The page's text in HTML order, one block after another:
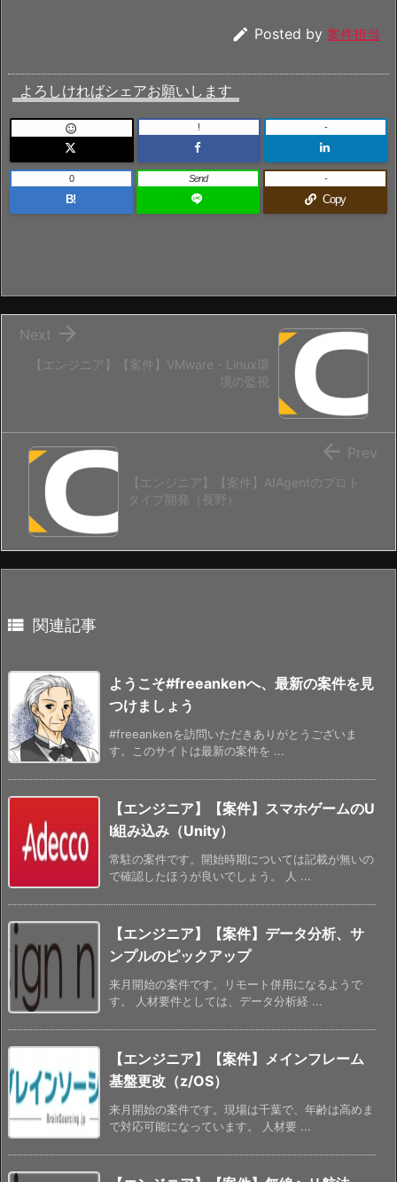
 Posted by 案件担当
よろしければシェアお願いします
 ! -
B!
0 Send
Copy
-
【エンジニア】【案件】VMware・Linux環
境の監視

Next
【エンジニア】【案件】AIAgentのプロト
タイプ開発（長野）
 Prev
 関連記事
ようこそ#freeankenへ、最新の案件を見
つけましょう
#freeankenを訪問いただきありがとうございま
す。このサイトは最新の案件を ...
【エンジニア】【案件】スマホゲームのU
I組み込み（Unity）
常駐の案件です。開始時期については記載が無いの
で確認したほうが良いでしょう。 人 ...
【エンジニア】【案件】データ分析、サ
ンプルのピックアップ
来月開始の案件です。リモート併用になるようで
す。 人材要件としては、データ分析経 ...
【エンジニア】【案件】メインフレーム
基盤更改（z/OS）
来月開始の案件です。現場は千葉で、年齢は高めま
で対応可能になっています。 人材要 ...